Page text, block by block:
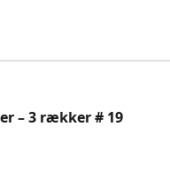
– 3 rækker # 19